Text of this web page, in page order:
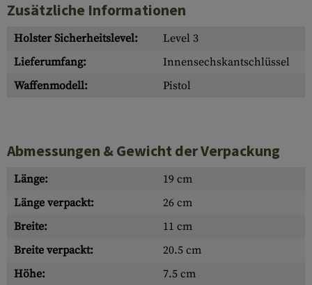
Zusätzliche Informationen
Holster Sicherheitslevel:
Level 3
Lieferumfang:
Innensechskantschlüssel
Waffenmodell:
Pistol
Abmessungen & Gewicht der Verpackung
Länge:
19 cm
Länge verpackt:
26 cm
Breite:
11 cm
Breite verpackt:
20.5 cm
Höhe:
7.5 cm